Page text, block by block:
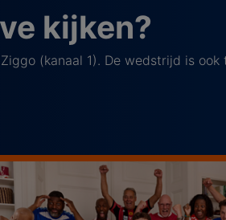
kijken?
(kanaal 1). De wedstrijd is ook